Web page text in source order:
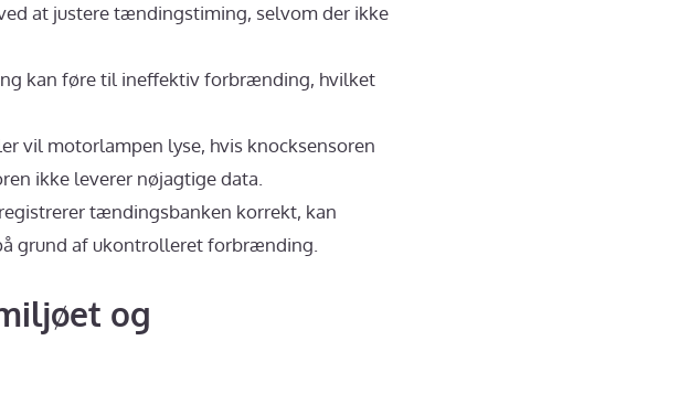
at justere tændingstiming, selvom der ikke
kan føre til ineffektiv forbrænding, hvilket
vil motorlampen lyse, hvis knocksensoren
ikke leverer nøjagtige data.
tændingsbanken korrekt, kan
grund af ukontrolleret forbrænding.
og